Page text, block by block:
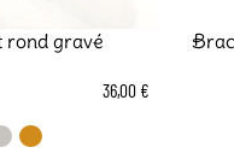
rond gravé
36,00 €